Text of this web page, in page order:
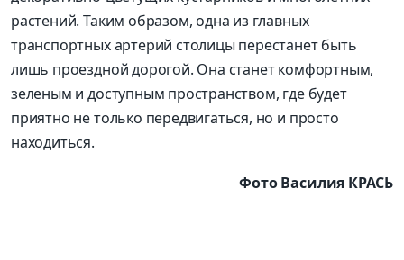
растений. Таким образом, одна из главных
транспортных артерий столицы перестанет быть
лишь проездной дорогой. Она станет комфортным,
зеленым и доступным пространством, где будет
приятно не только передвигаться, но и просто
находиться.
Фото Василия КРАСЬ